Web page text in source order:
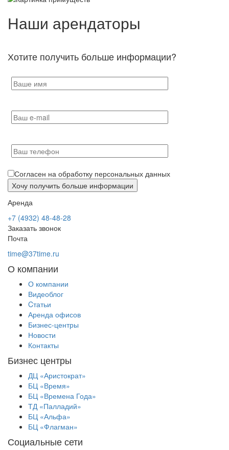
Наши арендаторы
Хотите получить больше информации?
Согласен на обработку персональных данных
Аренда
+7 (4932) 48-48-28
Заказать звонок
Почта
time@37time.ru
О компании
О компании
Видеоблог
Cтатьи
Аренда офисов
Бизнес-центры
Новости
Контакты
Бизнес центры
ДЦ «Аристократ»
БЦ «Время»
БЦ «Времена Года»
ТД «Палладий»
БЦ «Альфа»
БЦ «Флагман»
Социальные сети